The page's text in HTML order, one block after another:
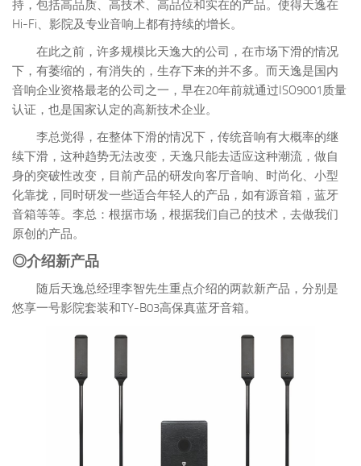
持，包括高品质、高技术、高品位和实在的产品。使得天逸在
Hi-Fi、影院及专业音响上都有持续的增长。
在此之前，许多规模比天逸大的公司，在市场下滑的情况
下，有萎缩的，有消失的，生存下来的并不多。而天逸是国内
音响企业资格最老的公司之一，早在20年前就通过ISO9001质量
认证，也是国家认定的高新技术企业。
李总觉得，在整体下滑的情况下，传统音响有大概率的继
续下滑，这种趋势无法改变，天逸只能去适应这种潮流，做自
身的突破性改变，目前产品的研发向客厅音响、时尚化、小型
化靠拢，同时研发一些适合年轻人的产品，如有源音箱，蓝牙
音箱等等。李总：根据市场，根据我们自己的技术，去做我们
原创的产品。
◎介绍新产品
随后天逸总经理李智先生重点介绍的两款新产品，分别是
悠享一号影院套装和TY-B03高保真蓝牙音箱。